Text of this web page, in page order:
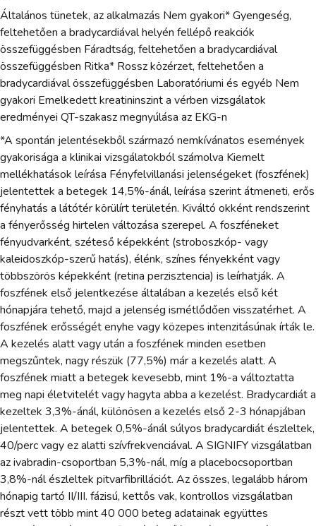
Általános tünetek, az alkalmazás Nem gyakori* Gyengeség,
feltehetően a bradycardiával helyén fellépő reakciók
összefüggésben Fáradtság, feltehetően a bradycardiával
összefüggésben Ritka* Rossz közérzet, feltehetően a
bradycardiával összefüggésben Laboratóriumi és egyéb Nem
gyakori Emelkedett kreatininszint a vérben vizsgálatok
eredményei QT-szakasz megnyúlása az EKG-n
*A spontán jelentésekből származó nemkívánatos események
gyakorisága a klinikai vizsgálatokból számolva Kiemelt
mellékhatások leírása Fényfelvillanási jelenségeket (foszfének)
jelentettek a betegek 14,5%-ánál, leírása szerint átmeneti, erős
fényhatás a látótér körülírt területén. Kiváltó okként rendszerint
a fényerősség hirtelen változása szerepel. A foszféneket
fényudvarként, széteső képekként (stroboszkóp- vagy
kaleidoszkóp-szerű hatás), élénk, színes fényekként vagy
többszörös képekként (retina perzisztencia) is leírhatják. A
foszfének első jelentkezése általában a kezelés első két
hónapjára tehető, majd a jelenség ismétlődően visszatérhet. A
foszfének erősségét enyhe vagy közepes intenzitásúnak írták le.
A kezelés alatt vagy után a foszfének minden esetben
megszűntek, nagy részük (77,5%) már a kezelés alatt. A
foszfének miatt a betegek kevesebb, mint 1%-a változtatta
meg napi életvitelét vagy hagyta abba a kezelést. Bradycardiát a
kezeltek 3,3%-ánál, különösen a kezelés első 2-3 hónapjában
jelentettek. A betegek 0,5%-ánál súlyos bradycardiát észleltek,
40/perc vagy ez alatti szívfrekvenciával. A SIGNIFY vizsgálatban
az ivabradin-csoportban 5,3%-nál, míg a placebocsoportban
3,8%-nál észleltek pitvarfibrillációt. Az összes, legalább három
hónapig tartó II/III. fázisú, kettős vak, kontrollos vizsgálatban
részt vett több mint 40 000 beteg adatainak együttes